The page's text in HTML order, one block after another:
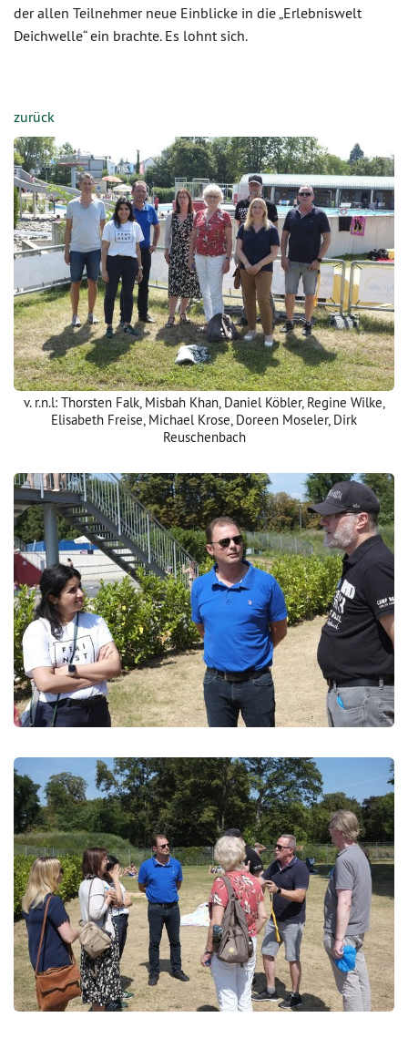
der allen Teilnehmer neue Einblicke in die „Erlebniswelt
Deichwelle“ ein brachte. Es lohnt sich.
zurück
v. r.n.l: Thorsten Falk, Misbah Khan, Daniel Köbler, Regine Wilke,
Elisabeth Freise, Michael Krose, Doreen Moseler, Dirk
Reuschenbach